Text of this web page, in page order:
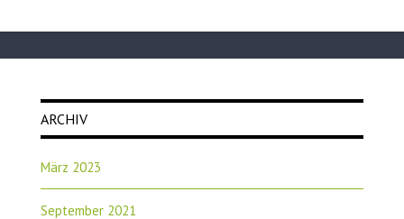
ARCHIV
März 2023
September 2021